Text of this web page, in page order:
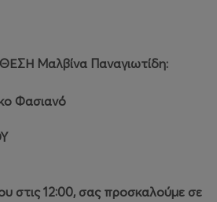
Μαλβίνα Παναγιωτίδη:
Φασιανό
στις 12:00, σας προσκαλούμε σε